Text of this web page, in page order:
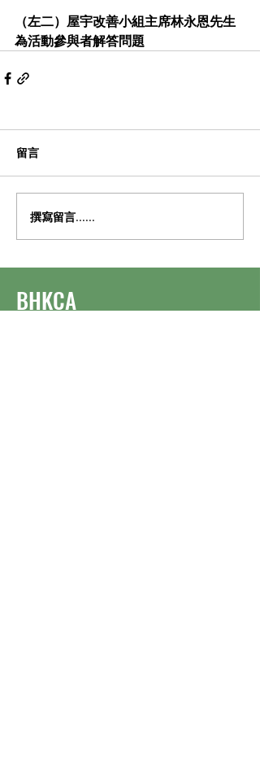
（左二）屋宇改善小組主席林永恩先生
為活動參與者解答問題
留言
撰寫留言......
​BHKCA